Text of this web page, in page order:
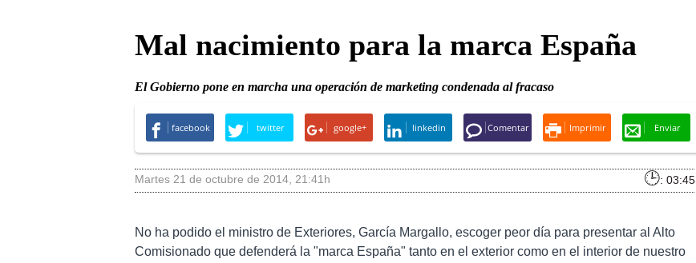
Mal nacimiento para la marca España
El Gobierno pone en marcha una operación de marketing condenada al fracaso
facebook twitter google+ linkedin Comentar Imprimir Enviar
martes 21 de octubre de 2014, 21:41h : 03:45
No ha podido el ministro de Exteriores, García Margallo, escoger peor día para presentar al Alto
Comisionado que defenderá la "marca España" tanto en el exterior como en el interior de nuestro